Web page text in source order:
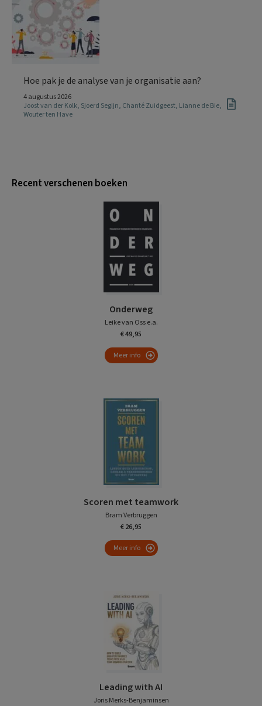
Hoe pak je de analyse van je organisatie aan?
4 augustus 2026
Joost van der Kolk, Sjoerd Segijn, Chanté Zuidgeest, Lianne de Bie,
Wouter ten Have
Recent verschenen boeken
Onderweg
Leike van Oss e.a.
€ 49,95
Meer info
Scoren met teamwork
Bram Verbruggen
€ 26,95
Meer info
Leading with AI
Joris Merks-Benjaminsen